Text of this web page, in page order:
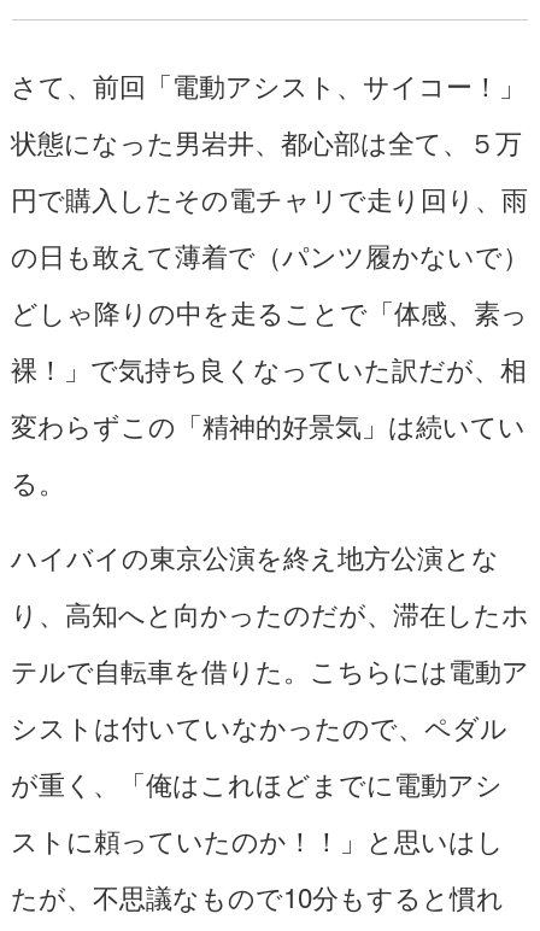
さて、前回「電動アシスト、サイコー！」
状態になった男岩井、都心部は全て、５万
円で購入したその電チャリで走り回り、雨
の日も敢えて薄着で（パンツ履かないで）
どしゃ降りの中を走ることで「体感、素っ
裸！」で気持ち良くなっていた訳だが、相
変わらずこの「精神的好景気」は続いてい
る。
ハイバイの東京公演を終え地方公演とな
り、高知へと向かったのだが、滞在したホ
テルで自転車を借りた。こちらには電動ア
シストは付いていなかったので、ペダル
が重く、「俺はこれほどまでに電動アシ
ストに頼っていたのか！！」と思いはし
たが、不思議なもので10分もすると慣れ